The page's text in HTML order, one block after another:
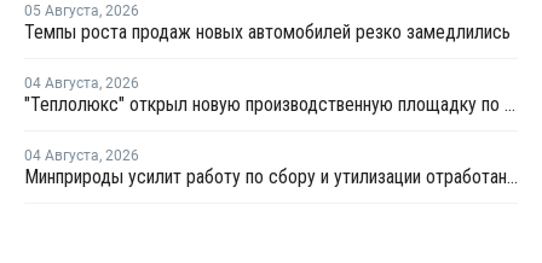
05 Августа, 2026
Темпы роста продаж новых автомобилей резко замедлились
04 Августа, 2026
"Теплолюкс" открыл новую производственную площадку по выпуску инженерных систем
04 Августа, 2026
Минприроды усилит работу по сбору и утилизации отработанных шин